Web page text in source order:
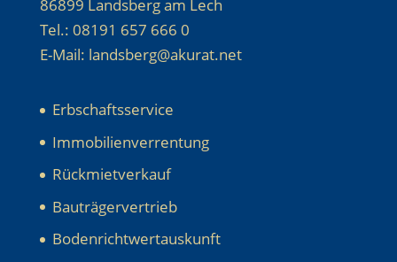
86899 Landsberg am Lech
Tel.: 08191 657 666 0
E-Mail: landsberg@akurat.net
Erbschaftsservice
Immobilienverrentung
Rückmietverkauf
Bauträgervertrieb
Bodenrichtwertauskunft